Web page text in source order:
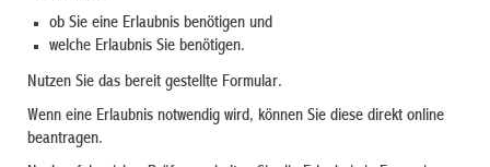
ob Sie eine Erlaubnis benötigen und
welche Erlaubnis Sie benötigen.
Nutzen Sie das bereit gestellte Formular.
Wenn eine Erlaubnis notwendig wird, können Sie diese direkt online
beantragen.